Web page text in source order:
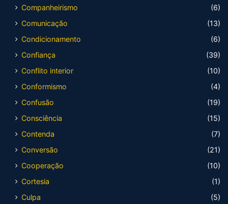
Companheirismo
(6)
Comunicação
(13)
Condicionamento
(6)
Confiança
(39)
Conflito interior
(10)
Conformismo
(4)
Confusão
(19)
Consciência
(15)
Contenda
(7)
Conversão
(21)
Cooperação
(10)
Cortesia
(1)
Culpa
(5)